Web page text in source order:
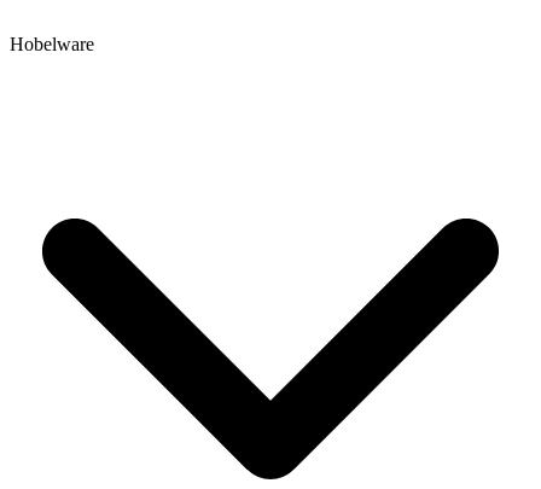
Hobelware